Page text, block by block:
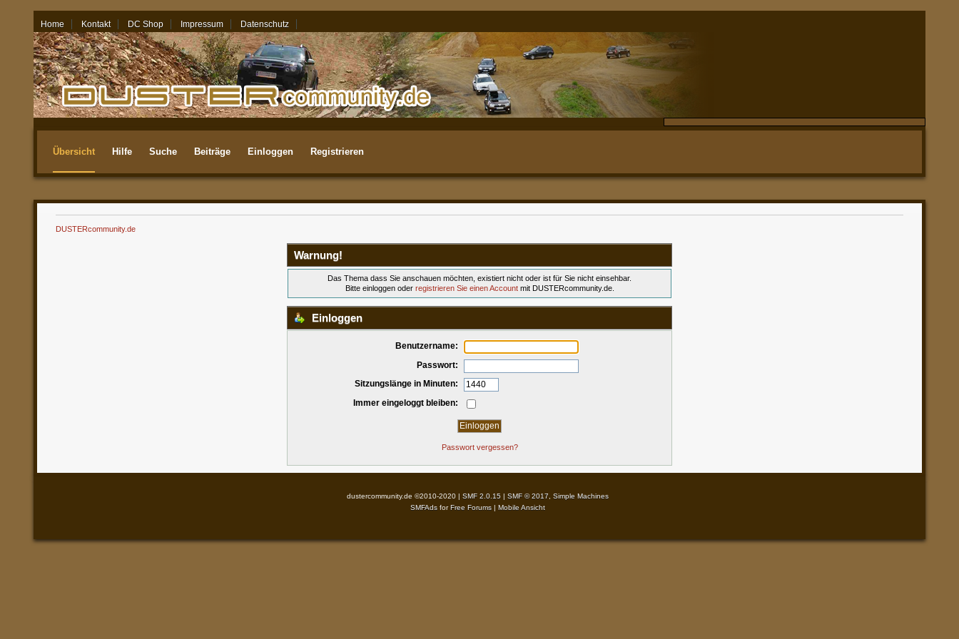
Home Kontakt DC Shop Impressum Datenschutz
08.08.26 - 07:41
Übersicht Hilfe Suche Beiträge Einloggen Registrieren
DUSTERcommunity.de
Warnung!
Das Thema dass Sie anschauen möchten, existiert nicht oder ist für Sie nicht einsehbar.
Bitte einloggen oder registrieren Sie einen Accountmit DUSTERcommunity.de.
Einloggen
Benutzername:
Passwort:
Sitzungslänge in Minuten:
Immer eingeloggt bleiben:
Passwort vergessen?
dustercommunity.de ©2010-2020 | SMF 2.0.15 | SMF © 2017
Simple Machines
SMFAds forFree Forums | Mobile Ansicht